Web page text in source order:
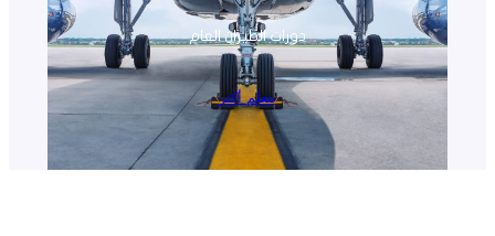
دورات الطيران العام
يتعلم أكثر